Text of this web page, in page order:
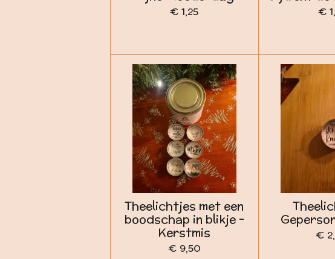
€ 1,25 €
Theelichtjes met een
boodschap in blikje -
Kerstmis
€ 9,50
€